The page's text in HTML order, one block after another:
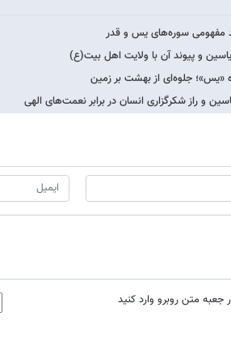
مفهومی سوره‌های یس و قدر
و پیوند آن با ولایت اهل‌ بیت(ع)
و راز شکرگزاری انسان در برابر نعمت‌های الهی
جعبه متن روبرو وارد کنید